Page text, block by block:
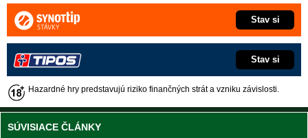
Stav si
Stav si
Hazardné hry predstavujú riziko finančných strát a vzniku závislosti.
SÚVISIACE ČLÁNKY